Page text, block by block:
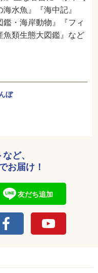
水魚』『海中記』
鑑・海岸動物』『フィ
魚類生態大図鑑』など
ぼ
ど、
お届け！
友だち追加